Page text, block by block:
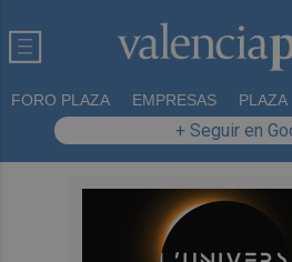
FORO PLAZA EMPRESAS PLAZA
+ Seguir en